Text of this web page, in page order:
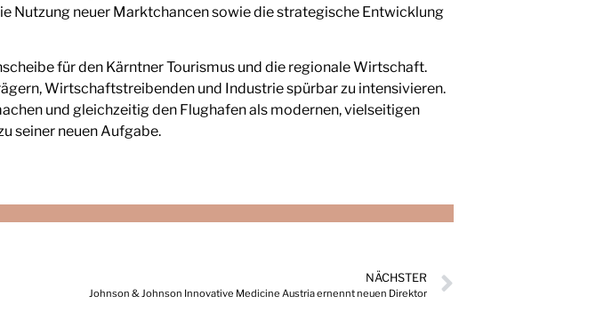
Nutzung neuer Marktchancen sowie die strategische Entwicklung
für den Kärntner Tourismus und die regionale Wirtschaft.
Wirtschaftstreibenden und Industrie spürbar zu intensivieren.
und gleichzeitig den Flughafen als modernen, vielseitigen
seiner neuen Aufgabe.
NÄCHSTER
Johnson & Johnson Innovative Medicine Austria ernennt neuen Direktor